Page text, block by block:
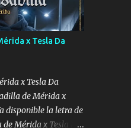
miran hay gente
subir de level
A veces me pongo
ven la cachucha de
en alto A veces
me fajó una
todas las
chiste es que hago
me mandó yo
x Tesla Da
x Tesla Da
de Mérida x
disponible la letra de
de Mérida x Tesla Da